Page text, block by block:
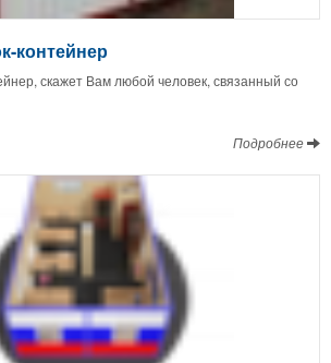
контейнер
скажет Вам любой человек, связанный со
Подробнее